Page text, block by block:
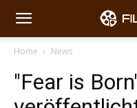
Home News
"Fear is